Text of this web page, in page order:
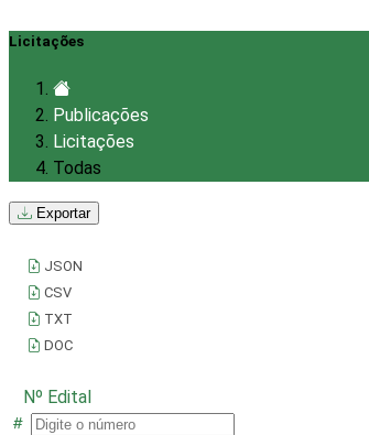
Licitações
Publicações
Licitações
Todas
Exportar
JSON
CSV
TXT
DOC
Nº Edital